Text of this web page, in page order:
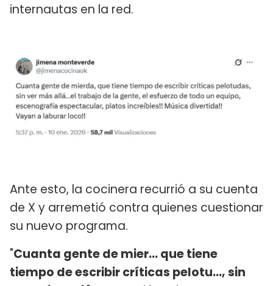
internautas en la red.
Ante esto, la cocinera recurrió a su cuenta
de X y arremetió contra quienes cuestionar
su nuevo programa.
"Cuanta gente de mier... que tiene
tiempo de escribir críticas pelotu..., sin